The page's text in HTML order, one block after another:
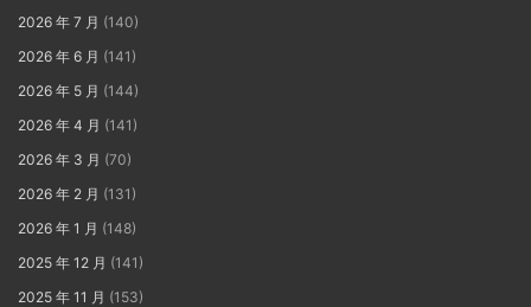
2026 年 7 月 (140)
2026 年 6 月 (141)
2026 年 5 月 (144)
2026 年 4 月 (141)
2026 年 3 月 (70)
2026 年 2 月 (131)
2026 年 1 月 (148)
2025 年 12 月 (141)
2025 年 11 月 (153)